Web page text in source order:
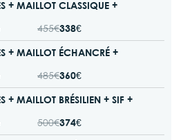
+ MAILLOT CLASSIQUE +
455€338€
+ MAILLOT ÉCHANCRÉ +
485€360€
+ MAILLOT BRÉSILIEN + SIF +
500€374€